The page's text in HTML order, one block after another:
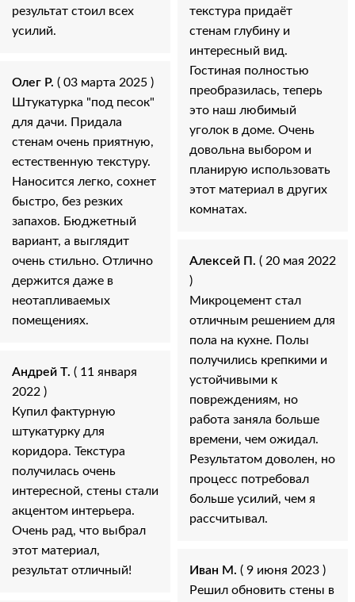
результат стоил всех
усилий.
Олег Р. ( 03 марта 2025 )
Штукатурка "под песок"
для дачи. Придала
стенам очень приятную,
естественную текстуру.
Наносится легко, сохнет
быстро, без резких
запахов. Бюджетный
вариант, а выглядит
очень стильно. Отлично
держится даже в
неотапливаемых
помещениях.
Андрей Т. ( 11 января
2022 )
Купил фактурную
штукатурку для
коридора. Текстура
получилась очень
интересной, стены стали
акцентом интерьера.
Очень рад, что выбрал
этот материал,
результат отличный!
текстура придаёт
стенам глубину и
интересный вид.
Гостиная полностью
преобразилась, теперь
это наш любимый
уголок в доме. Очень
довольна выбором и
планирую использовать
этот материал в других
комнатах.
Алексей П. ( 20 мая 2022
)
Микроцемент стал
отличным решением для
пола на кухне. Полы
получились крепкими и
устойчивыми к
повреждениям, но
работа заняла больше
времени, чем ожидал.
Результатом доволен, но
процесс потребовал
больше усилий, чем я
рассчитывал.
Иван М. ( 9 июня 2023 )
Решил обновить стены в